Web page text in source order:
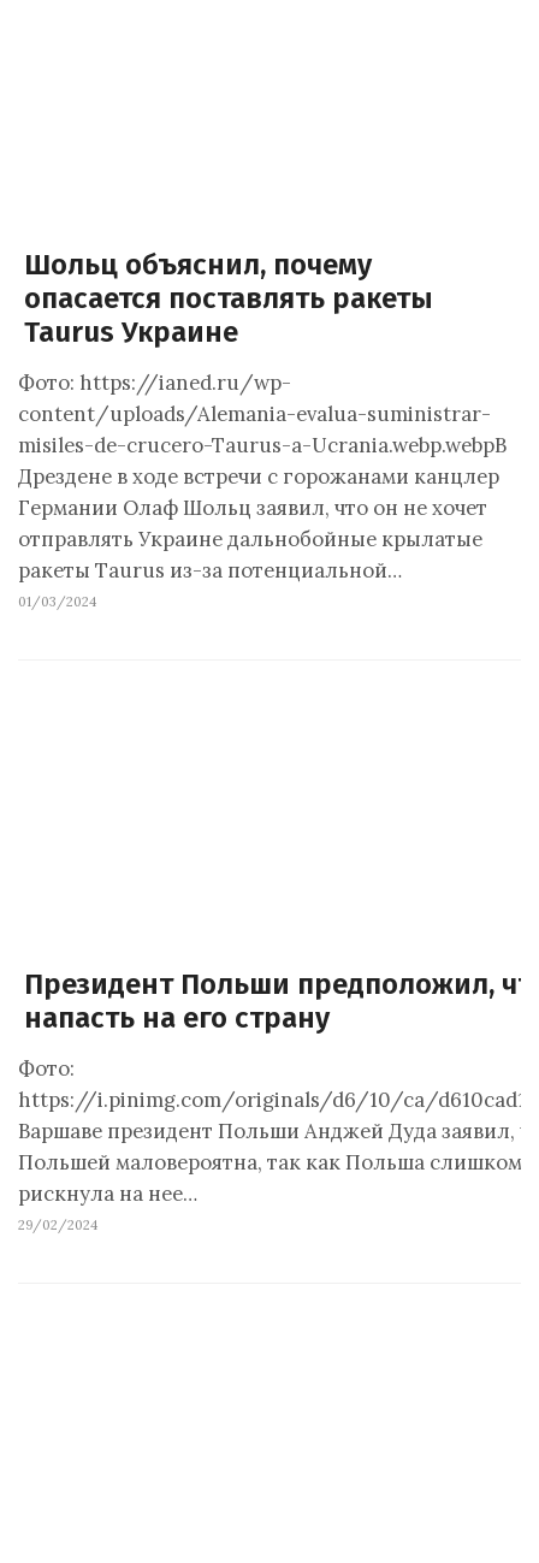
Шольц объяснил, почему
опасается поставлять ракеты
Taurus Украине
Фото: https://ianed.ru/wp-
content/uploads/Alemania-evalua-suministrar-
misiles-de-crucero-Taurus-a-Ucrania.webp.webpВ
Дрездене в ходе встречи с горожанами канцлер
Германии Олаф Шольц заявил, что он не хочет
отправлять Украине дальнобойные крылатые
ракеты Taurus из-за потенциальной…
01/03/2024
Президент Польши предположил,
напасть на его страну
Фото:
https://i.pinimg.com/originals/d6/10/ca/
Варшаве президент Польши Анджей Дуда заявил,
Польшей маловероятна, так как Польша слишком
рискнула на нее…
29/02/2024